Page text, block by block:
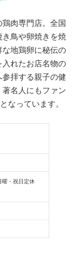
鶏肉専門店。全国
鳥や卵焼きを焼
な地鶏卵に秘伝の
れたお店名物の
拝する親子の健
名人にもファン
なっています。
・祝日定休